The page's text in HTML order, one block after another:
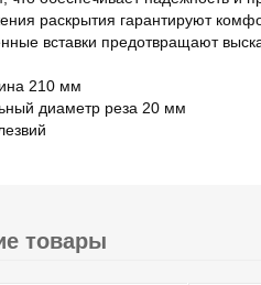
раскрытия гарантируют
вставки предотвращают
210 мм
диаметр реза 20 мм
товары